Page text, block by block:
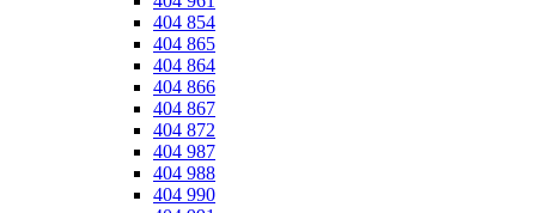
404 854
404 865
404 864
404 866
404 867
404 872
404 987
404 988
404 990